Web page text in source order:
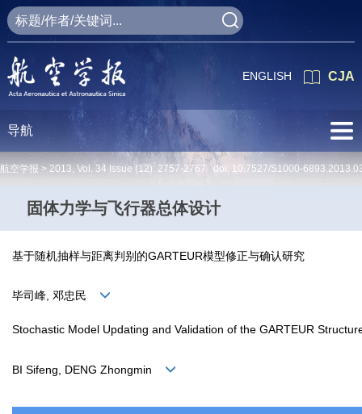
CJA
ENGLISH
导航
航空学报 > 2013, Vol. 34 Issue (12): 2757-2767 doi: 10.7527/S1000-
固体力学与飞行器总体设计
基于随机抽样与距离判别的GARTEUR模型修正与确认研究
毕司峰, 邓忠民
Stochastic Model Updating and Validation of the GARTEUR
BI Sifeng, DENG Zhongmin